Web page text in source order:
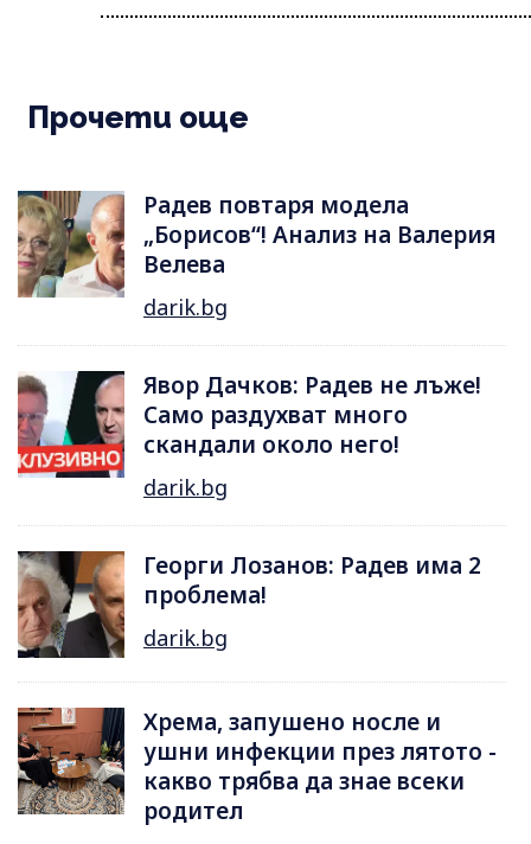
Прочети още
Радев повтаря модела
„Борисов“! Анализ на Валерия
Велева
darik.bg
Явор Дачков: Радев не лъже!
Само раздухват много
скандали около него!
darik.bg
Георги Лозанов: Радев има 2
проблема!
darik.bg
Хрема, запушено носле и
ушни инфекции през лятотo -
какво трябва да знае всеки
родител